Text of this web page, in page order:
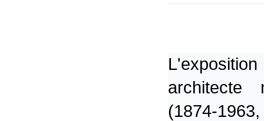
architecte
(1874-